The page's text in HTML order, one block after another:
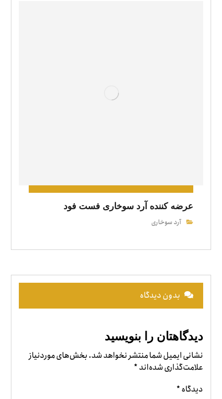
عرضه‌ کننده آرد سوخاری فست فود
آرد سوخاری
بدون دیدگاه
دیدگاهتان را بنویسید
نشانی ایمیل شما منتشر نخواهد شد.بخش‌های موردنیاز
علامت‌گذاری شده‌اند*
دیدگاه*